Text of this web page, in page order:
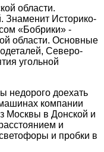
области.
Знаменит Историко-
«Бобрики» -
области. Основные
Северо-
угольной
недорого доехать
компании
Москвы в Донской и
и
и пробки в